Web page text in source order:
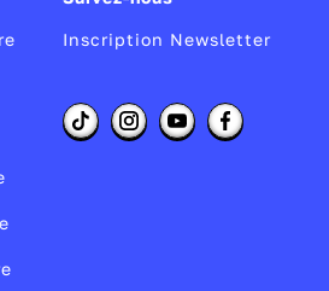
Inscription Newsletter